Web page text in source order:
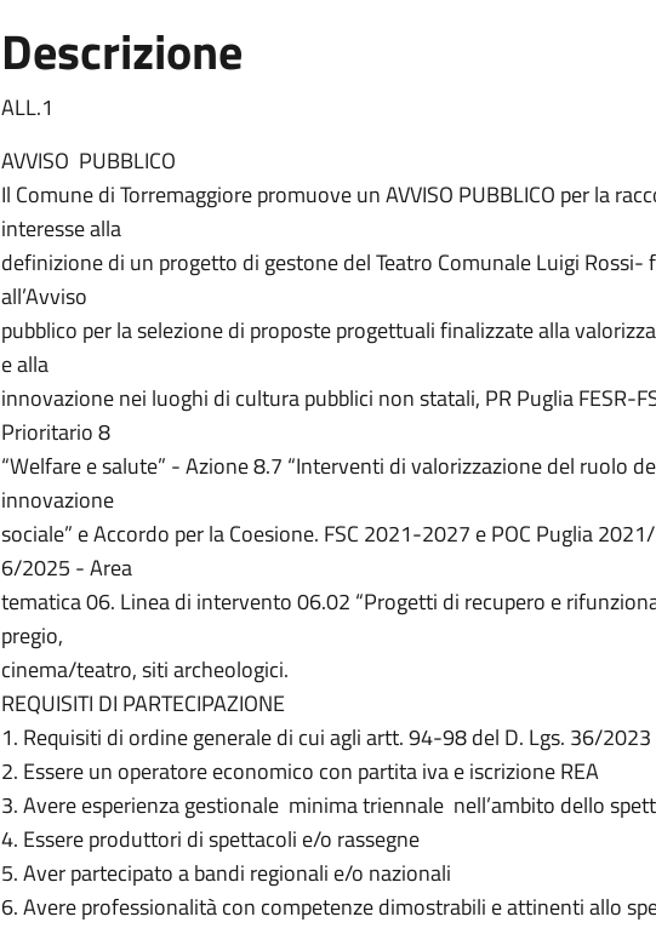
Descrizione
ALL.1
AVVISO PUBBLICO
Il Comune di Torremaggiore promuove un AVVISO PUBBLICO per la
interesse alla
definizione di un progetto di gestone del Teatro Comunale Luigi
all’Avviso
pubblico per la selezione di proposte progettuali finalizzate alla
e alla
innovazione nei luoghi di cultura pubblici non statali, PR Puglia FESR-
Prioritario 8
“Welfare e salute” - Azione 8.7 “Interventi di valorizzazione del ruolo
innovazione
sociale” e Accordo per la Coesione. FSC 2021-2027 e POC Puglia
6/2025 - Area
tematica 06. Linea di intervento 06.02 “Progetti di recupero e
pregio,
cinema/teatro, siti archeologici.
REQUISITI DI PARTECIPAZIONE
1. Requisiti di ordine generale di cui agli artt. 94-98 del D. Lgs. 36/2023
2. Essere un operatore economico con partita iva e iscrizione REA
3. Avere esperienza gestionale minima triennale nell’ambito dello
4. Essere produttori di spettacoli e/o rassegne
5. Aver partecipato a bandi regionali e/o nazionali
6. Avere professionalità con competenze dimostrabili e attinenti allo